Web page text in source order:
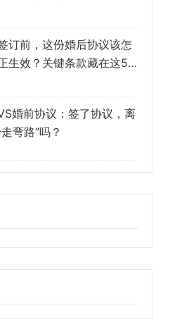
订前，这份婚后协议该怎
生效？关键条款藏在这5
婚前协议：签了协议，离
弯路”吗？